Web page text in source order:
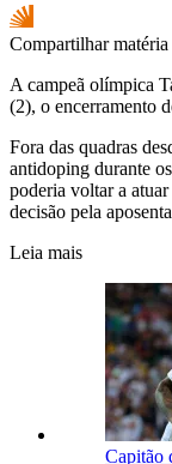
Compartilhar matéria
A campeã olímpica
(2), o encerramento
Fora das quadras
antidoping durante
poderia voltar a
decisão pela
Leia mais
Capitão